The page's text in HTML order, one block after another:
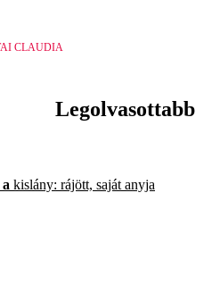
CLAUDIA
Legolvasottabb
kislány: rájött, saját anyja